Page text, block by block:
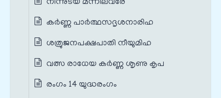
നിന്നുടയ മന്നിലവരേ
കർണ്ണ പാർത്ഥസദൃശനാരിഹ
ശത്രുജനപക്ഷപാതി നീയുമിഹ
വത്സ രാധേയ കർണ്ണ ശൃണു കൃപ
രംഗം 14 യുദ്ധരംഗം